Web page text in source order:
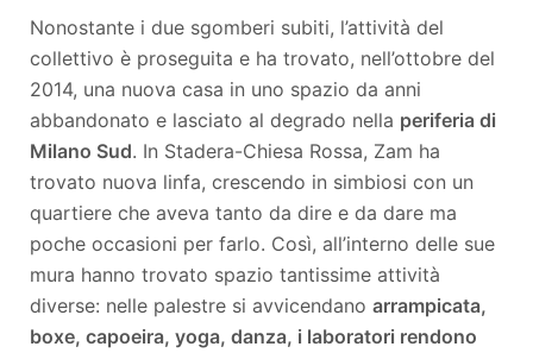
Nonostante i due sgomberi subiti, l’attività del
collettivo è proseguita e ha trovato, nell’ottobre del
2014, una nuova casa in uno spazio da anni
abbandonato e lasciato al degrado nella periferia di
Milano Sud. In Stadera-Chiesa Rossa, Zam ha
trovato nuova linfa, crescendo in simbiosi con un
quartiere che aveva tanto da dire e da dare ma
poche occasioni per farlo. Così, all’interno delle sue
mura hanno trovato spazio tantissime attività
diverse: nelle palestre si avvicendano arrampicata,
boxe, capoeira, yoga, danza, i laboratori rendono